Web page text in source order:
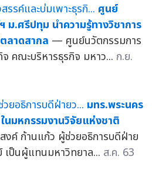
ศูนย์
ม.ศรีปทุม นำความรู้ทางวิชาการ
าดสากล — ศูนย์นวัตกรรมการ
จ คณะบริหารธุรกิจ มหาว... ก.ย.
มทร.พระนคร
นมหกรรมงานวิจัยแห่งชาติ
งค์ ก้านแก้ว ผู้ช่วยอธิการบดีฝ่าย
เป็นผู้แทนมหาวิทยาล... ส.ค. 63